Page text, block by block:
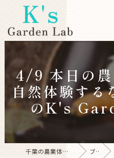
4/9 本日の農
自然体験する
のK's
千葉の農業体験ならK's Garden Lab ブログ